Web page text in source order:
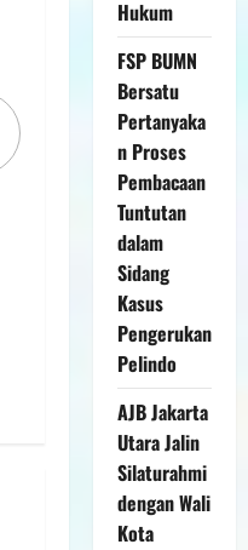
Hukum
FSP BUMN
Bersatu
Pertanyaka
n Proses
Pembacaan
Tuntutan
dalam
Sidang
Kasus
Pengerukan
Pelindo
AJB Jakarta
Utara Jalin
Silaturahmi
dengan Wali
Kota